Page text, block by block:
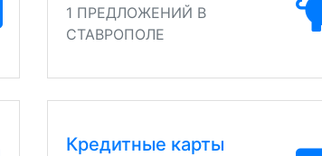
1 ПРЕДЛОЖЕНИЙ В
СТАВРОПОЛЕ
Кредитные карты